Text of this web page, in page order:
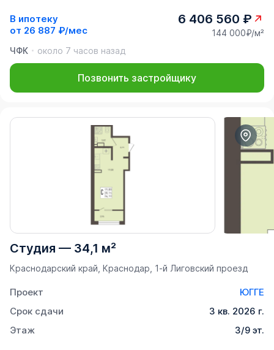
В ипотеку
от 26 887 ₽/мес
6 406 560 ₽
144 000₽/м²
ЧФК
около 7 часов назад
Позвонить застройщику
Студия — 34,1 м²
Краснодарский край, Краснодар, 1-й Лиговский проезд
Проект
ЮГГЕ
Срок сдачи
3 кв. 2026 г.
Этаж
3/9 эт.